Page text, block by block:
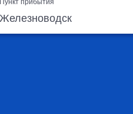
Пункт прибытия